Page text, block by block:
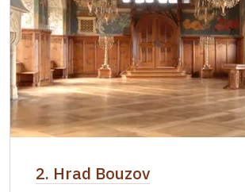
2. Hrad Bouzov